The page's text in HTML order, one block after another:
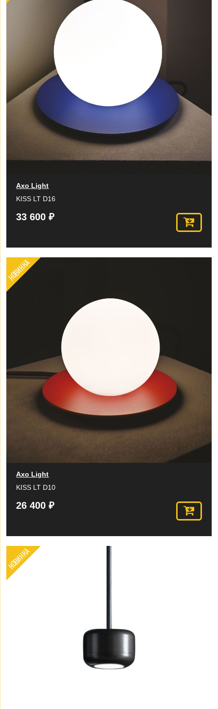
Axo Light
KISS LT D16
33 600 ₽
НОВИНКА
Axo Light
KISS LT D10
26 400 ₽
НОВИНКА